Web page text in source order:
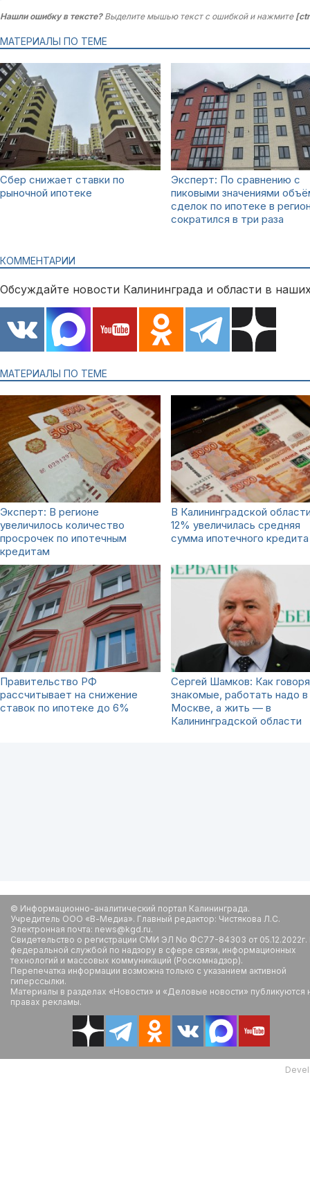
Нашли ошибку в тексте?Выделите мышью текст с ошибкой и нажмите
МАТЕРИАЛЫ ПО ТЕМЕ
Сбер снижает ставки по
рыночной ипотеке
Эксперт: По сравнению с
пиковыми значениями
сделок по ипотеке в
сократился в три раза
КОММЕНТАРИИ
Обсуждайте новости Калининграда и области в
МАТЕРИАЛЫ ПО ТЕМЕ
Эксперт: В регионе
увеличилось количество
просрочек по ипотечным
кредитам
В Калининградской
12% увеличилась средняя
сумма ипотечного кредита
Правительство РФ
рассчитывает на снижение
ставок по ипотеке до 6%
Сергей Шамков: Как
знакомые, работать надо в
Москве, а жить — в
Калининградской области
© Информационно-аналитический портал Калининграда.
Учредитель ООО «В-Медиа». Главный редактор: Чистякова Л.С.
Электронная почта: news@kgd.ru.
Свидетельство о регистрации СМИ ЭЛ No ФС77-84303 от
федеральной службой по надзору в сфере связи, информационных
технологий и массовых коммуникаций (Роскомнадзор).
Перепечатка информации возможна только с указанием активной
гиперссылки.
Материалы в разделах «Новости» и «Деловые новости» публикуются
правах рекламы.